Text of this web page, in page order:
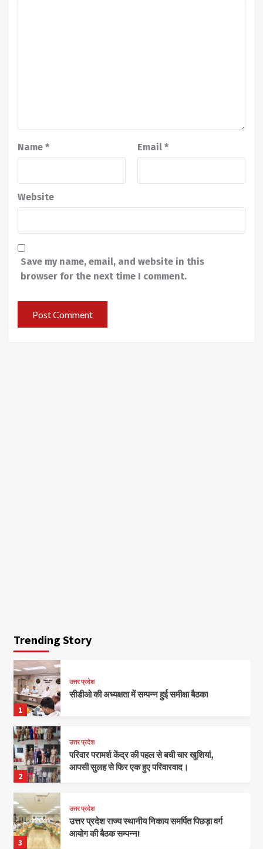
Name * Email *
Website
Save my name, email, and website in this
browser for the next time I comment.
Trending Story
1
उत्तर प्रदेश
सीडीओ की अध्यक्षता में सम्पन्न हुई समीक्षा बैठक!
2
उत्तर प्रदेश
परिवार परामर्श केंद्र की पहल से बची चार खुशियां,
आपसी सुलह से फिर एक हुए परिवारवाद।
3
उत्तर प्रदेश
उत्तर प्रदेश राज्य स्थानीय निकाय समर्पित पिछड़ा वर्ग
आयोग की बैठक सम्पन्न!